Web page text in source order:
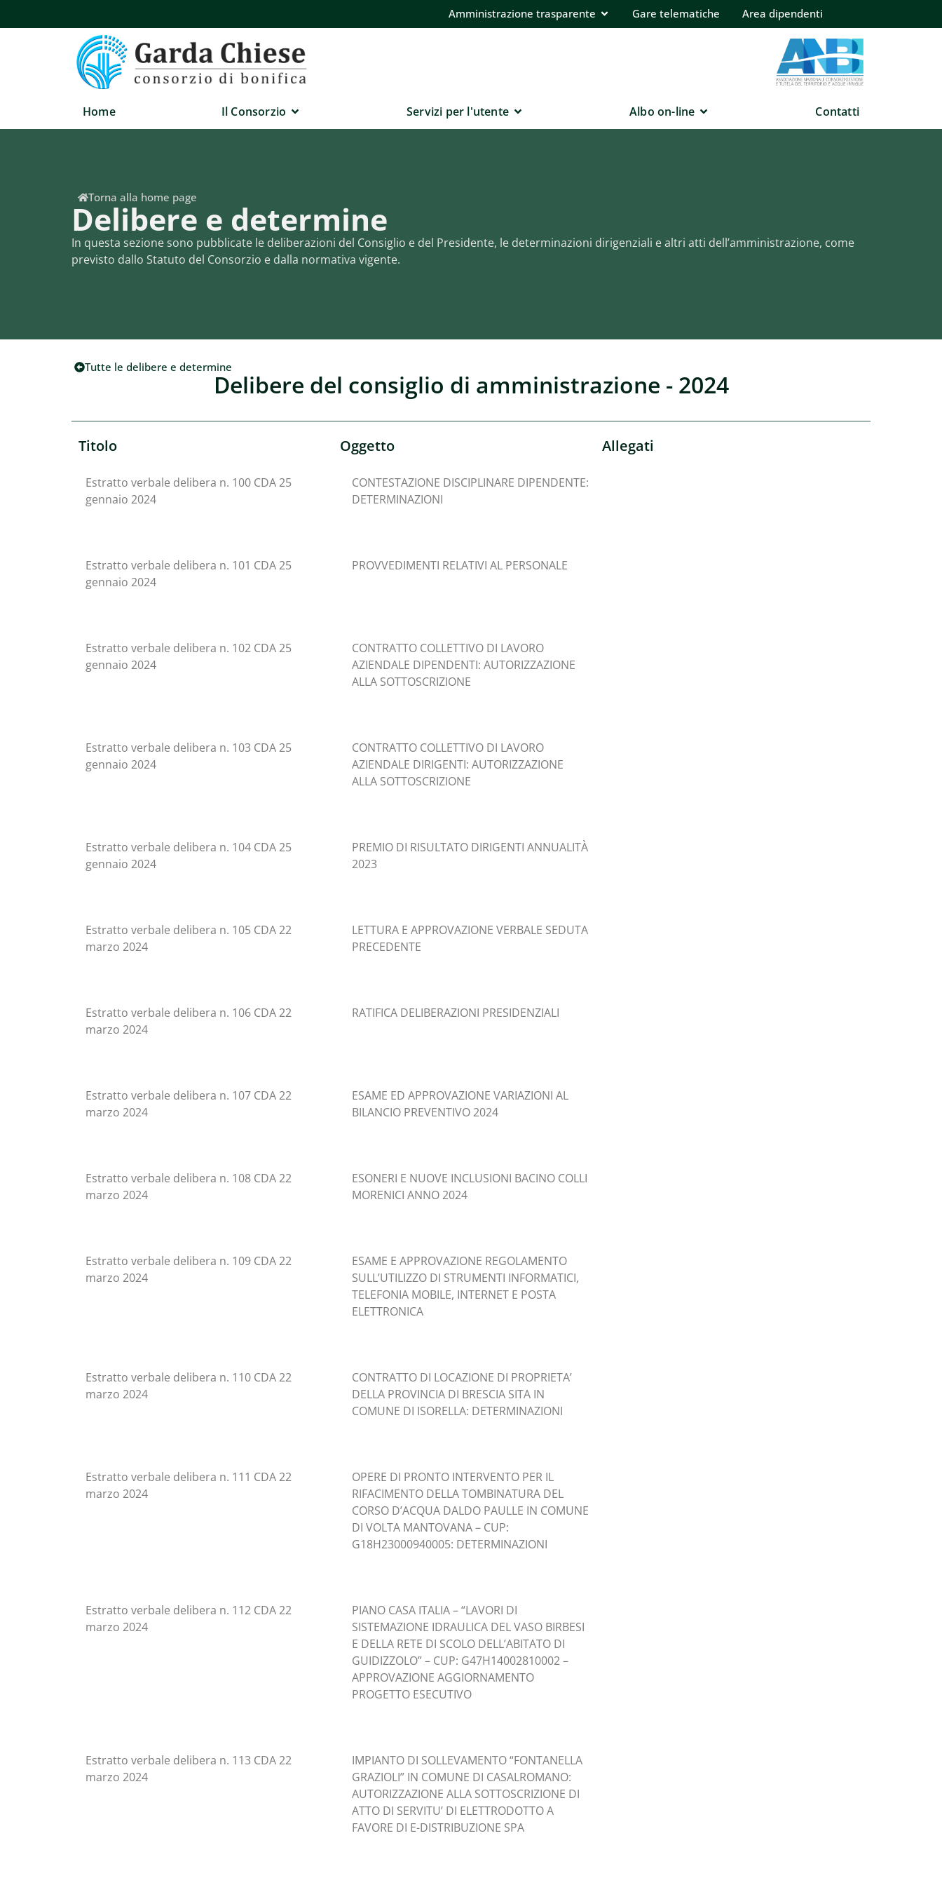
Amministrazione trasparente Gare telematiche Area dipendenti
Home Il Consorzio Servizi per l'utente Albo on-line Contatti
Delibere e determine
In questa sezione sono pubblicate le deliberazioni del Consiglio e del Presidente, le determinazioni dirigenziali e altri atti dell’amministrazione, come
previsto dallo Statuto del Consorzio e dalla normativa vigente.
Torna alla home page
Delibere del consiglio di amministrazione - 2024
Tutte le delibere e determine
Titolo Oggetto Allegati
Estratto verbale delibera n. 100 CDA 25
gennaio 2024
CONTESTAZIONE DISCIPLINARE DIPENDENTE:
DETERMINAZIONI
Estratto verbale delibera n. 101 CDA 25
gennaio 2024
PROVVEDIMENTI RELATIVI AL PERSONALE
Estratto verbale delibera n. 102 CDA 25
gennaio 2024
CONTRATTO COLLETTIVO DI LAVORO
AZIENDALE DIPENDENTI: AUTORIZZAZIONE
ALLA SOTTOSCRIZIONE
Estratto verbale delibera n. 103 CDA 25
gennaio 2024
CONTRATTO COLLETTIVO DI LAVORO
AZIENDALE DIRIGENTI: AUTORIZZAZIONE
ALLA SOTTOSCRIZIONE
Estratto verbale delibera n. 104 CDA 25
gennaio 2024
PREMIO DI RISULTATO DIRIGENTI ANNUALITÀ
2023
Estratto verbale delibera n. 105 CDA 22
marzo 2024
LETTURA E APPROVAZIONE VERBALE SEDUTA
PRECEDENTE
Estratto verbale delibera n. 106 CDA 22
marzo 2024
RATIFICA DELIBERAZIONI PRESIDENZIALI
Estratto verbale delibera n. 107 CDA 22
marzo 2024
ESAME ED APPROVAZIONE VARIAZIONI AL
BILANCIO PREVENTIVO 2024
Estratto verbale delibera n. 108 CDA 22
marzo 2024
ESONERI E NUOVE INCLUSIONI BACINO COLLI
MORENICI ANNO 2024
Estratto verbale delibera n. 109 CDA 22
marzo 2024
ESAME E APPROVAZIONE REGOLAMENTO
SULL’UTILIZZO DI STRUMENTI INFORMATICI,
TELEFONIA MOBILE, INTERNET E POSTA
ELETTRONICA
Estratto verbale delibera n. 110 CDA 22
marzo 2024
CONTRATTO DI LOCAZIONE DI PROPRIETA’
DELLA PROVINCIA DI BRESCIA SITA IN
COMUNE DI ISORELLA: DETERMINAZIONI
Estratto verbale delibera n. 111 CDA 22
marzo 2024
OPERE DI PRONTO INTERVENTO PER IL
RIFACIMENTO DELLA TOMBINATURA DEL
CORSO D’ACQUA DALDO PAULLE IN COMUNE
DI VOLTA MANTOVANA – CUP:
G18H23000940005: DETERMINAZIONI
Estratto verbale delibera n. 112 CDA 22
marzo 2024
PIANO CASA ITALIA – “LAVORI DI
SISTEMAZIONE IDRAULICA DEL VASO BIRBESI
E DELLA RETE DI SCOLO DELL’ABITATO DI
GUIDIZZOLO” – CUP: G47H14002810002 –
APPROVAZIONE AGGIORNAMENTO
PROGETTO ESECUTIVO
Estratto verbale delibera n. 113 CDA 22
marzo 2024
IMPIANTO DI SOLLEVAMENTO “FONTANELLA
GRAZIOLI” IN COMUNE DI CASALROMANO:
AUTORIZZAZIONE ALLA SOTTOSCRIZIONE DI
ATTO DI SERVITU’ DI ELETTRODOTTO A
FAVORE DI E-DISTRIBUZIONE SPA